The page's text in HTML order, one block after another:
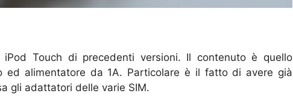
Touch di precedenti versioni. Il contenuto è quello
ed alimentatore da 1A. Particolare è il fatto di avere già
gli adattatori delle varie SIM.